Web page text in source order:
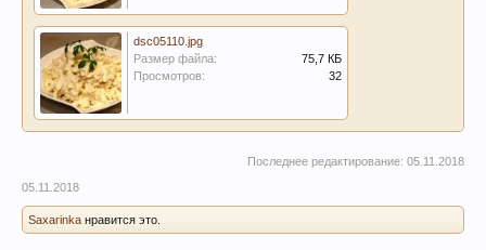
dsc05110.jpg
Размер файла:
75,7 КБ
Просмотров:
32
Последнее редактирование: 05.11.2018
05.11.2018
Saxarinka нравится это.